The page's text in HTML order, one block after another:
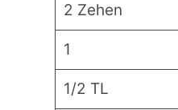
2 Zehen
1
1/2 TL